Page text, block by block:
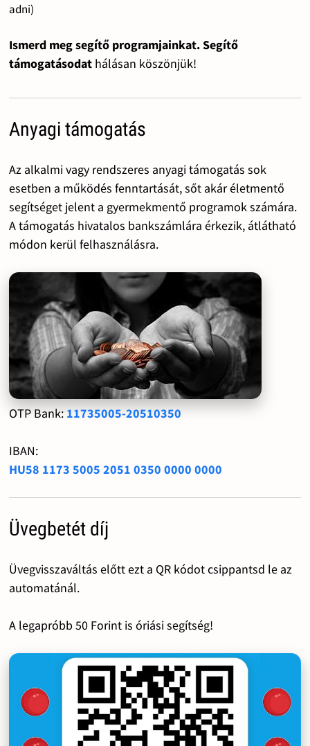
adni)
Ismerd meg segítő programjainkat. Segítő
támogatásodat hálásan köszönjük!
Anyagi támogatás
Az alkalmi vagy rendszeres anyagi támogatás sok
esetben a működés fenntartását, sőt akár életmentő
segítséget jelent a gyermekmentő programok számára.
A támogatás hivatalos bankszámlára érkezik, átlátható
módon kerül felhasználásra.
OTP Bank: 11735005-20510350
IBAN:
HU58 1173 5005 2051 0350 0000 0000
Üvegbetét díj
Üvegvisszaváltás előtt ezt a QR kódot csippantsd le az
automatánál.
A legapróbb 50 Forint is óriási segítség!